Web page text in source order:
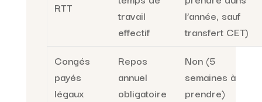
RTT
travail
effectif
l’année, sauf
transfert CET)
Congés
payés
légaux
Repos
annuel
obligatoire
Non (5
semaines à
prendre)